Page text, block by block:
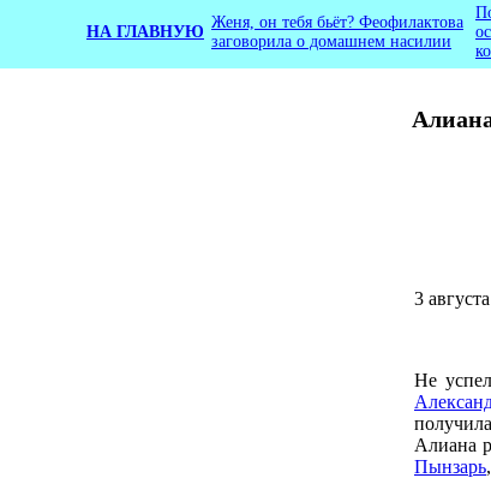
НА ГЛАВНУЮ
Женя, он тебя бьёт? Феофилактова
заговорила о домашнем насилии
3
Не
Алиана
Пынзарь